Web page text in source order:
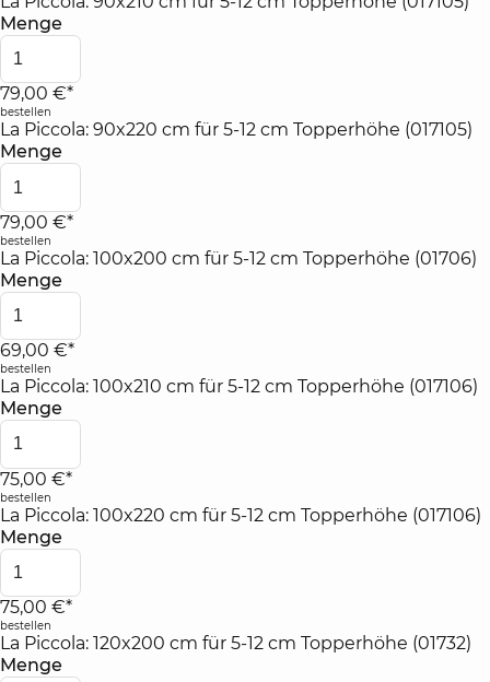
Menge
79,00 €*
bestellen
La Piccola: 90x220 cm für 5-12 cm Topperhöhe (017105)
Menge
79,00 €*
bestellen
La Piccola: 100x200 cm für 5-12 cm Topperhöhe (01706)
Menge
69,00 €*
bestellen
La Piccola: 100x210 cm für 5-12 cm Topperhöhe (017106)
Menge
75,00 €*
bestellen
La Piccola: 100x220 cm für 5-12 cm Topperhöhe (017106)
Menge
75,00 €*
bestellen
La Piccola: 120x200 cm für 5-12 cm Topperhöhe (01732)
Menge